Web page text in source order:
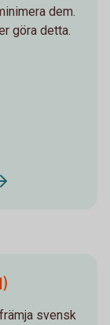
dem.
göra detta.
svensk